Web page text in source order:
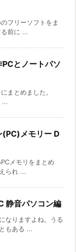
フリーソフトをま
前に ...
とノートパソ
まとめました。
...
(PC)メモリー D
メモリをまとめ
られ ...
静音パソコン編
なりますよね。うる
もある ...